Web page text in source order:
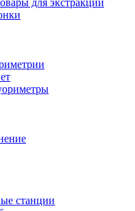
для экстракции
станции